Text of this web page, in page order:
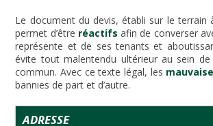
Le document du devis, établi sur le terrain
permet d’être réactifsafin de converser
représente et de ses tenants et
évite tout malentendu ultérieur au sein
commun. Avec ce texte légal, les
bannies de part et d’autre.
ADRESSE